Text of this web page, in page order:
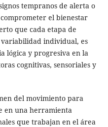
tempranos de alerta o
el bienestar
que cada etapa de
individual, es
lógica y progresiva en la
cognitivas, sensoriales y
del movimiento para
en una herramienta
que trabajan en el área